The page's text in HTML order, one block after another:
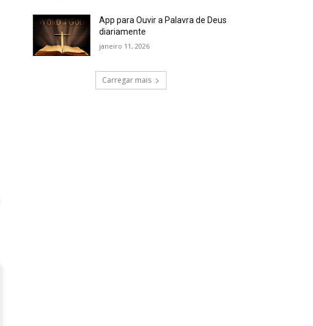
App para Ouvir a Palavra de Deus
diariamente
janeiro 11, 2026
Carregar mais